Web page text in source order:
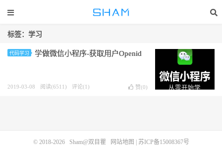
标签：学习
代码学习 学做微信小程序-获取用户Openid
2019-03-08 阅读(6511) 评论(1) 赞(0)
© 2018-2026 Sham@双目瞿 网站地图 苏ICP备15008367号